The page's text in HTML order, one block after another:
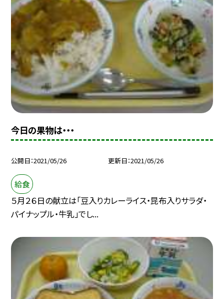
今日の果物は・・・
公開日 2021/05/26 更新日 2021/05/26
給食
５月２６日の献立は「豆入りカレーライス・昆布入りサラダ・
パイナップル・牛乳」でし...